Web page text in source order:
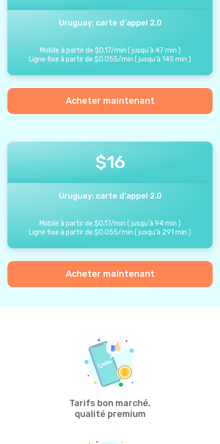
Uruguay: carte d'appel 2.0
Mobile à partir de $0.17/min ( jusqu'à 47 min )
Ligne fixe à partir de $0.055/min ( jusqu'à 145 min )
Acheter maintenant
$16
Uruguay: carte d'appel 2.0
Mobile à partir de $0.17/min ( jusqu'à 94min )
Ligne fixe à partir de $0.055/min ( jusqu'à 291 min )
Acheter maintenant
Tarifs bon marché,
qualité premium